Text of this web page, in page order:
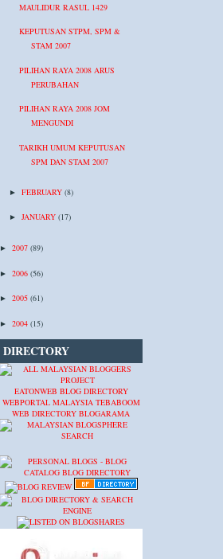
MAULIDUR RASUL 1429
KEPUTUSAN STPM, SPM &
STAM 2007
PILIHAN RAYA 2008 ARUS
PERUBAHAN
PILIHAN RAYA 2008 JOM
MENGUNDI
TARIKH UMUM KEPUTUSAN
SPM DAN STAM 2007
► FEBRUARY (8)
► JANUARY (17)
► 2007 (89)
► 2006 (56)
► 2005 (61)
► 2004 (15)
DIRECTORY
EATONWEB BLOG DIRECTORY
WEBPORTAL MALAYSIA TEBABOOM
WEB DIRECTORY BLOGARAMA